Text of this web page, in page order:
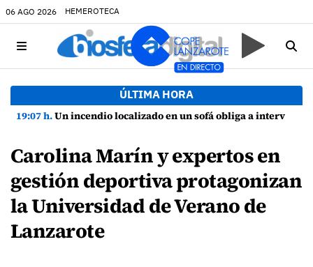
06 AGO 2026 HEMEROTECA
ÚLTIMA HORA
19:07 h.Un incendio localizado en un sofá obliga a intervenir en una vivienda de Playa Honda
Carolina Marín y expertos en
gestión deportiva protagonizan
la Universidad de Verano de
Lanzarote